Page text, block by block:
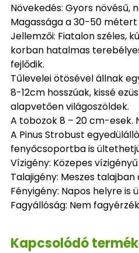
Növekedés: Gyors növésű,
Magassága a 30-50 métert
Jellemzői: Fiatalon széles,
korban hatalmas
fejlődik.
Tűlevelei ötösével állnak
8-12cm hosszúak, kissé
alapvetően világoszöldek.
A tobozok 8 – 20 cm-esek.
A Pinus Strobust
fenyőcsoportba is
Vízigény: Közepes
Talajigény: Meszes
Fényigény: Napos helyre is
Fagyállóság: Nem
Kapcsolódó